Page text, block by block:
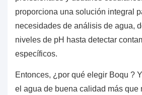
proporciona una solución integral
necesidades de análisis de agua,
niveles de pH hasta detectar
específicos.
Entonces, ¿por qué elegir Boqu ?
el agua de buena calidad más que